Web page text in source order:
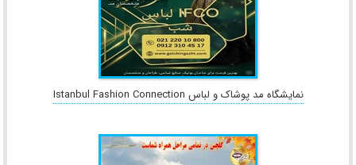
نمایشگاه مد پوشاک و لباس Istanbul Fashion Connection